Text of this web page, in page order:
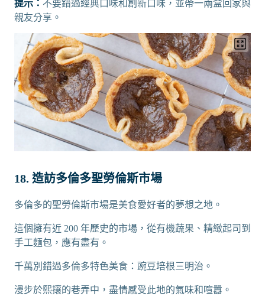
提示： 不要錯過經典口味和創新口味，並帶一兩盒回家與
親友分享。
18. 造訪多倫多聖勞倫斯市場
多倫多的聖勞倫斯市場是美食愛好者的夢想之地。
這個擁有近 200 年歷史的市場，從有機蔬果、精緻起司到
手工麵包，應有盡有。
千萬別錯過多倫多特色美食：豌豆培根三明治。
漫步於熙攘的巷弄中，盡情感受此地的氣味和喧囂。